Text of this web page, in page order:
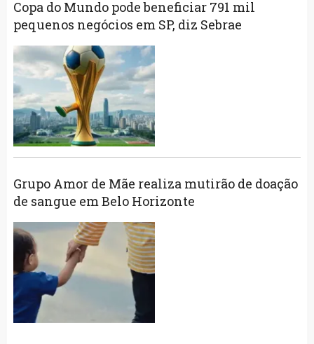
Copa do Mundo pode beneficiar 791 mil
pequenos negócios em SP, diz Sebrae
Grupo Amor de Mãe realiza mutirão de doação
de sangue em Belo Horizonte